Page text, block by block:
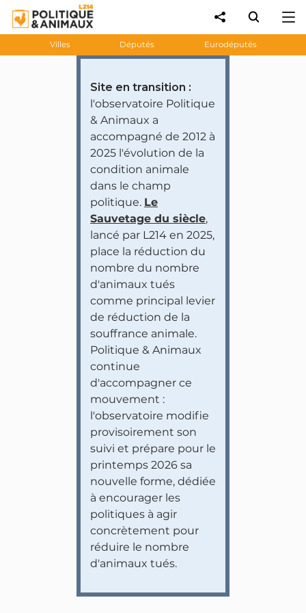
Villes Députés Eurodéputés
Site en transition :
l'observatoire Politique
& Animaux a
accompagné de 2012 à
2025 l'évolution de la
condition animale
dans le champ
politique. Le
Sauvetage du siècle,
lancé par L214 en 2025,
place la réduction du
nombre du nombre
d'animaux tués
comme principal levier
de réduction de la
souffrance animale.
Politique & Animaux
continue
d'accompagner ce
mouvement :
l'observatoire modifie
provisoirement son
suivi et prépare pour le
printemps 2026 sa
nouvelle forme, dédiée
à encourager les
politiques à agir
concrètement pour
réduire le nombre
d'animaux tués.